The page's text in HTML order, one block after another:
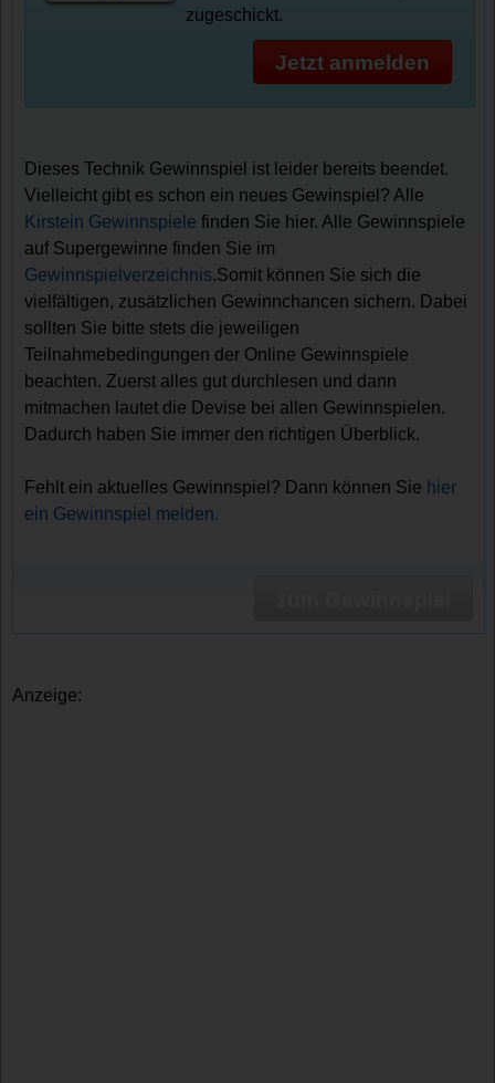
zugeschickt.
Jetzt anmelden
Dieses Technik Gewinnspiel ist leider bereits beendet.
Vielleicht gibt es schon ein neues Gewinspiel? Alle
Kirstein Gewinnspiele finden Sie hier. Alle Gewinnspiele
auf Supergewinne finden Sie im
Gewinnspielverzeichnis.Somit können Sie sich die
vielfältigen, zusätzlichen Gewinnchancen sichern. Dabei
sollten Sie bitte stets die jeweiligen
Teilnahmebedingungen der Online Gewinnspiele
beachten. Zuerst alles gut durchlesen und dann
mitmachen lautet die Devise bei allen Gewinnspielen.
Dadurch haben Sie immer den richtigen Überblick.
Fehlt ein aktuelles Gewinnspiel? Dann können Sie hier
ein Gewinnspiel melden.
Anzeige: